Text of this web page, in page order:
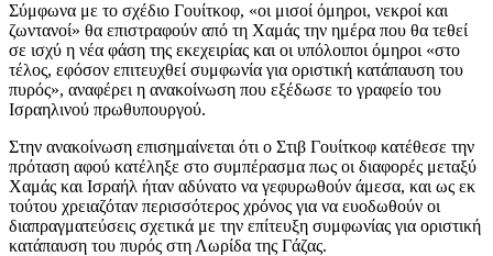
Σύμφωνα με το σχέδιο Γουίτκοφ, «οι μισοί όμηροι, νεκροί και
ζωντανοί» θα επιστραφούν από τη Χαμάς την ημέρα που θα τεθεί
σε ισχύ η νέα φάση της εκεχειρίας και οι υπόλοιποι όμηροι «στο
τέλος, εφόσον επιτευχθεί συμφωνία για οριστική κατάπαυση του
πυρός», αναφέρει η ανακοίνωση που εξέδωσε το γραφείο του
Ισραηλινού πρωθυπουργού.
Στην ανακοίνωση επισημαίνεται ότι ο Στιβ Γουίτκοφ κατέθεσε την
πρόταση αφού κατέληξε στο συμπέρασμα πως οι διαφορές μεταξύ
Χαμάς και Ισραήλ ήταν αδύνατο να γεφυρωθούν άμεσα, και ως εκ
τούτου χρειαζόταν περισσότερος χρόνος για να ευοδωθούν οι
διαπραγματεύσεις σχετικά με την επίτευξη συμφωνίας για οριστική
κατάπαυση του πυρός στη Λωρίδα της Γάζας.